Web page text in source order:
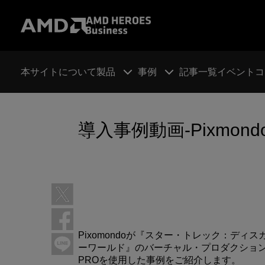
本サイトについて製品 事例 記事一覧イベント
導入事例動画-
Pixomondoが『スター・トレック：ディ
ーワールド』のバーチャル・プロダクシ
PROを使用した事例をご紹介します。